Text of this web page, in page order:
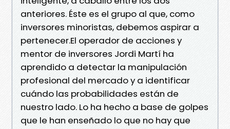
anteriores. Éste es el grupo al que, como
inversores minoristas, debemos aspirar a
pertenecer.El operador de acciones y
mentor de inversores Jordi Martí ha
aprendido a detectar la manipulación
profesional del mercado y a identificar
cuándo las probabilidades están de
nuestro lado. Lo ha hecho a base de golpes
que le han enseñado lo que no hay que